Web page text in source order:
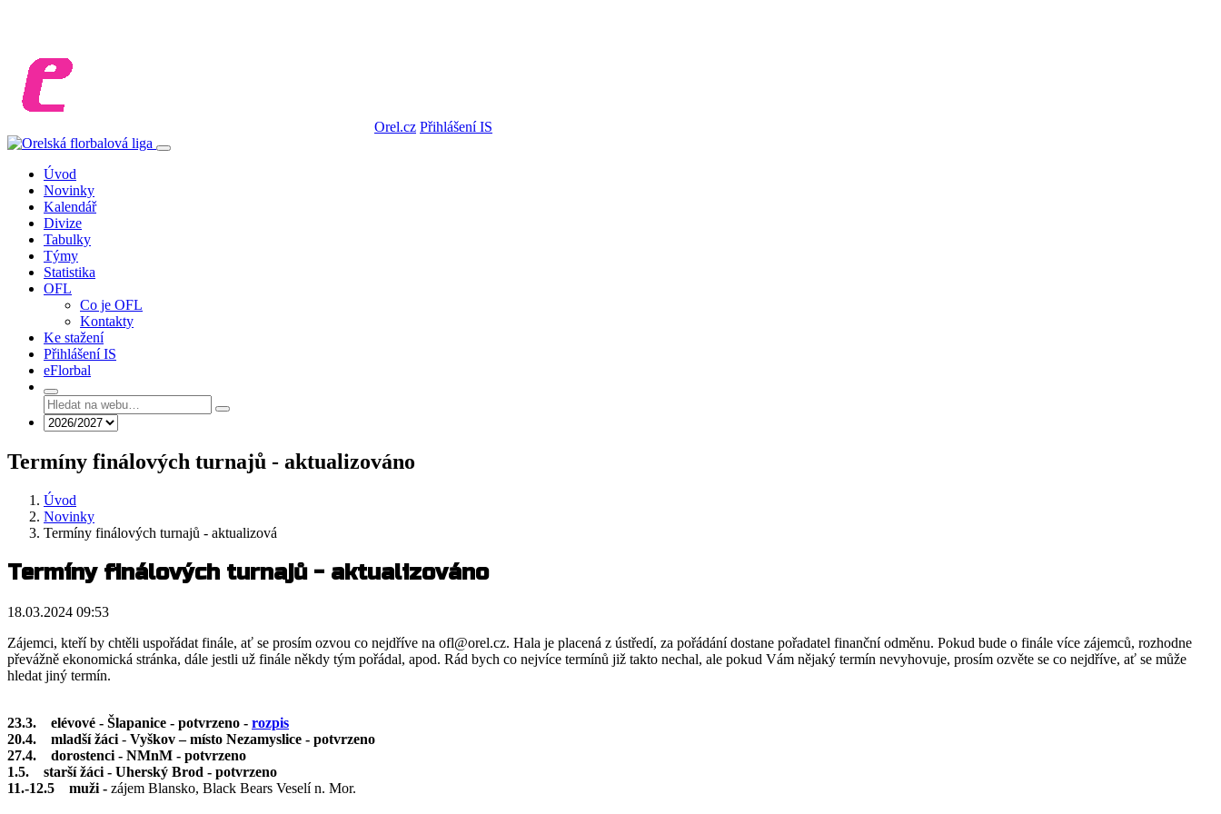
Orel.cz Přihlášení IS
Úvod
Novinky
Kalendář
Divize
Tabulky
Týmy
Statistika
OFL
Co je OFL
Kontakty
Ke stažení
Přihlášení IS
eFlorbal
Termíny finálových turnajů - aktualizováno
Úvod
Novinky
Termíny finálových turnajů - aktualizová
Termíny finálových turnajů - aktualizováno
18.03.2024 09:53
Zájemci, kteří by chtěli uspořádat finále, ať se prosím ozvou co nejdříve na ofl@orel.cz. Hala je placená z ústředí, za pořádání dostane pořadatel finanční odměnu. Pokud bude o finále více zájemců, rozhodne
převážně ekonomická stránka, dále jestli už finále někdy tým pořádal, apod. Rád bych co nejvíce termínů již takto nechal, ale pokud Vám nějaký termín nevyhovuje, prosím ozvěte se co nejdříve, ať se může
hledat jiný termín.
23.3. elévové - Šlapanice - potvrzeno - rozpis
20.4. mladší žáci - Vyškov – místo Nezamyslice - potvrzeno
27.4. dorostenci - NMnM - potvrzeno
1.5. starší žáci - Uherský Brod - potvrzeno
11.-12.5 muži - zájem Blansko, Black Bears Veselí n. Mor.